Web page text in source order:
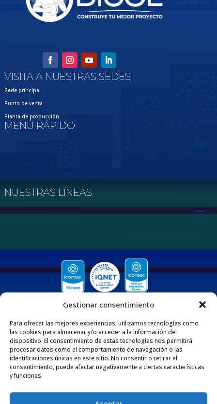
Gestionar consentimiento
Para ofrecer las mejores experiencias, utilizamos tecnologías como
las cookies para almacenar y/o acceder a la información del
dispositivo. El consentimiento de estas tecnologías nos permitirá
procesar datos como el comportamiento de navegación o las
identificaciones únicas en este sitio. No consentir o retirar el
consentimiento, puede afectar negativamente a ciertas características
y funciones.
VISITA A NUESTRAS SEDES
Sede principal
Punto de venta
Planta de producción
MENÚ RÁPIDO
NUESTRAS LÍNEAS
QUIENES SOMOS
Nos enorgullece ser una empresa 100% Colombiana que desde 1975 se dedica
a fabricar y comercializar tuberías y accesorios de polipropileno, adaptados
extensa trayectoria respalda nuestro compromiso con la excelencia y la
satisfacción de nuestros clientes por medio de nuestros productos y servicios.